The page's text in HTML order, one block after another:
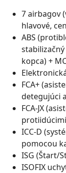
7 airbagov
hlavové,
ABS
kopca) +
FCA+
detegujúci
FCA-JX
ICC-D
pomocou
ISG (Štart/
ISOFIX